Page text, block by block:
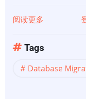
移
阅读更多
库
Tags
Database